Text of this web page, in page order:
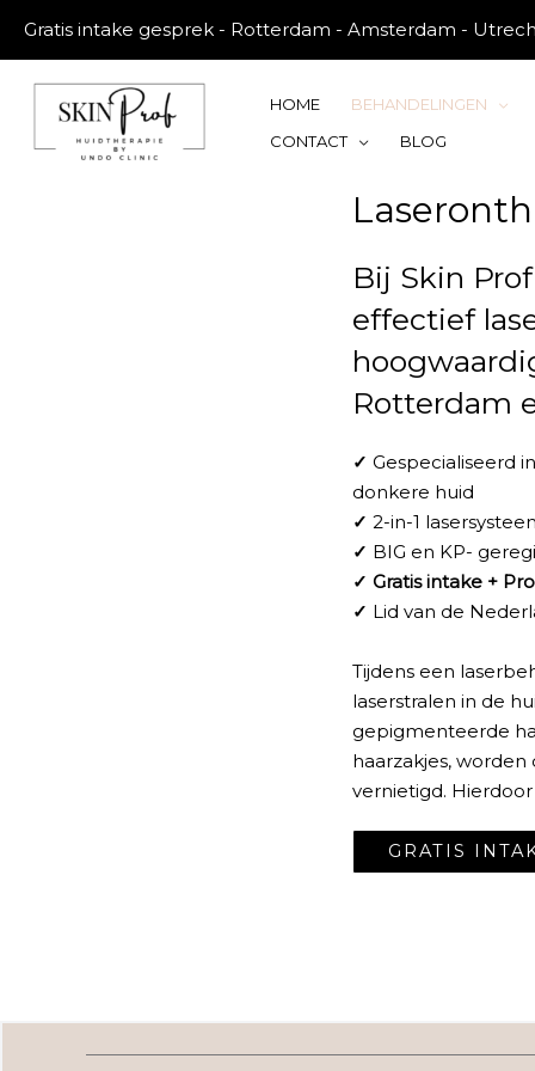
Gratis intake gesprek - Rotterdam - Amsterdam -
HOME
BEHANDELINGEN
CONTACT
BLOG
Bij Skin
effectief
Rotterdam
✓ Gespecialiseerd
donkere huid
✓ 2-in-1
✓ BIG en KP-
✓ Gratis intake +
✓ Lid van de
Tijdens een
laserstralen in de
gepigmenteerde
haarzakjes,
vernietigd.
GRATIS